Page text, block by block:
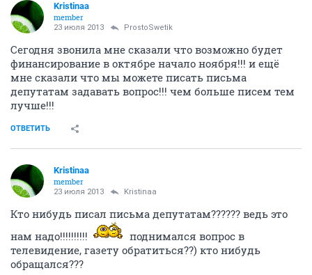
Kristinaa
member
23 июля 2013 ProstoSwetik
Сегодня звонила мне сказали что возможно будет
финансирование в октябре начало ноября!!! и ещё
мне сказали что мы можете писать письма
депутатам задавать вопрос!!! чем больше писем тем
лучше!!!
ОТВЕТИТЬ
Kristinaa
member
23 июля 2013 Kristinaa
Кто нибудь писал письма депутатам?????? ведь это
нам надо!!!!!!!!!!
поднимался вопрос в
телевидение, газету обратиться??) кто нибудь
обращался???